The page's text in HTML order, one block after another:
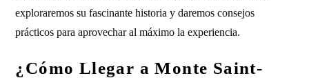
exploraremos su fascinante historia y daremos consejos
prácticos para aprovechar al máximo la experiencia.
¿Cómo Llegar a Monte Saint-